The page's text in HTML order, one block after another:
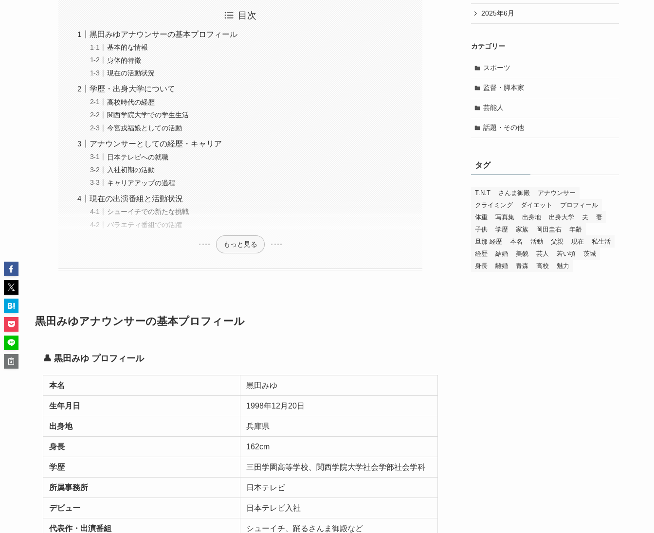
目次
黒田みゆアナウンサーの基本プロフィール
基本的な情報
身体的特徴
現在の活動状況
学歴・出身大学について
高校時代の経歴
関西学院大学での学生生活
今宮戎福娘としての活動
アナウンサーとしての経歴・キャリア
日本テレビへの就職
入社初期の活動
キャリアアップの過程
現在の出演番組と活動状況
シューイチでの新たな挑戦
バラエティ番組での活躍
もっと見る
黒田みゆアナウンサーの基本プロフィール
👤 黒田みゆ プロフィール
本名 黒田みゆ
生年月日 1998年12月20日
出身地 兵庫県
身長 162cm
学歴 三田学園高等学校、関西学院大学社会学部社会学科
所属事務所 日本テレビ
デビュー 日本テレビ入社
代表作・出演番組 シューイチ、踊るさんま御殿など
2025年6月
カテゴリー
スポーツ
監督・脚本家
芸能人
話題・その他
タグ
T.N.T さんま御殿
アナウンサー
クライミング
ダイエット
プロフィール
体重
写真集 出身地 出身大学 夫
妻
子供
学歴 家族 岡田圭右
年齢
旦那 経歴
本名 活動 父親 現在
私生活
経歴
結婚 美貌 芸人 若い頃
茨城
身長
離婚 青森 高校 魅力